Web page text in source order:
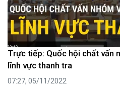
Trực tiếp: Quốc hội chất vấn
lĩnh vực thanh tra
07:27, 05/11/2022